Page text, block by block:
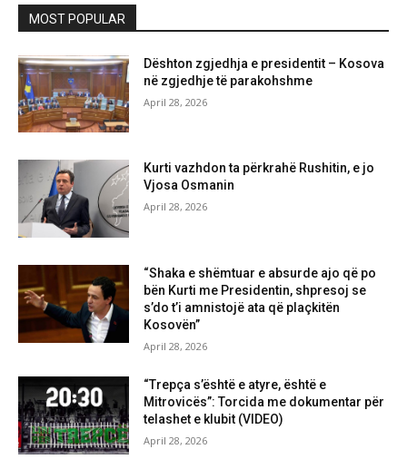
MOST POPULAR
Dështon zgjedhja e presidentit – Kosova
në zgjedhje të parakohshme
April 28, 2026
Kurti vazhdon ta përkrahë Rushitin, e jo
Vjosa Osmanin
April 28, 2026
“Shaka e shëmtuar e absurde ajo që po
bën Kurti me Presidentin, shpresoj se
s’do t’i amnistojë ata që plaçkitën
Kosovën”
April 28, 2026
“Trepça s’është e atyre, është e
Mitrovicës”: Torcida me dokumentar për
telashet e klubit (VIDEO)
April 28, 2026